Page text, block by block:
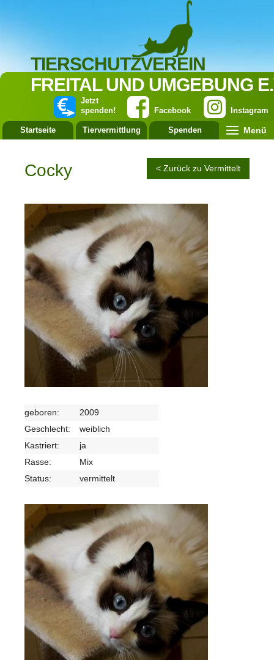
TIERSCHUTZVEREIN
FREITAL UND UMGEBUNG
Instagram
Facebook
Jetzt
spenden!
Startseite Tiervermittlung Spenden Menü
Cocky < Zurück zu Vermittelt
geboren:
2009
Geschlecht:
weiblich
Kastriert:
ja
Rasse:
Mix
Status:
vermittelt